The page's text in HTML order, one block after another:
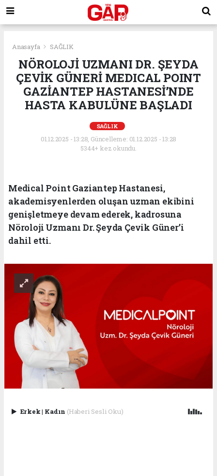
Anasayfa SAĞLIK
NÖROLOJİ UZMANI DR. ŞEYDA
ÇEVİK GÜNERİ MEDICAL POINT
GAZİANTEP HASTANESİ’NDE
HASTA KABULÜNE BAŞLADI
SAĞLIK
01.12.2025 - 13:28, Güncelleme: 01.12.2025 - 13:28
5344+ kez okundu.
Medical Point Gaziantep Hastanesi,
akademisyenlerden oluşan uzman ekibini
genişletmeye devam ederek, kadrosuna
Nöroloji Uzmanı Dr. Şeyda Çevik Güner’i
dahil etti.
Erkek| Kadın (Haberi Sesli Oku)